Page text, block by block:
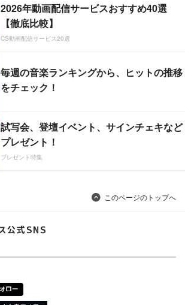
2026年動画配信サービスおすすめ40選
【徹底比較】
CS動画配信サービス20選
毎週の音楽ランキングから、ヒットの推移
をチェック！
試写会、登壇イベント、サインチェキなど
プレゼント！
プレゼント特集
このページのトップへ